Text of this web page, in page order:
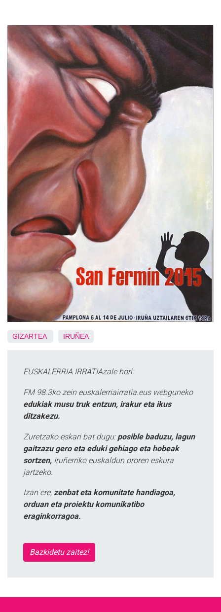
GIZARTEA IRUÑEA
EUSKALERRIA IRRATIAzale hori:
FM 98.3ko zein euskalerriairratia.eus webguneko
edukiak musu truk entzun, irakur eta ikus
ditzakezu.
Zuretzako eskari bat dugu: posible baduzu, lagun
gaitzazu gero eta eduki gehiago eta hobeak
sortzen, Iruñerriko euskaldun ororen eskura
jartzeko.
Izan ere, zenbat eta komunitate handiagoa,
orduan eta proiektu komunikatibo
eraginkorragoa.
Bazkidetu zaitez!